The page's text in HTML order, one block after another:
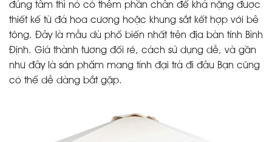
đúng tâm thì nó có thêm phần chân đế khá nặng được
thiết kế từ đá hoa cương hoặc khung sắt kết hợp với bê
tông. Đây là mẫu dù phổ biến nhất trên địa bàn tỉnh Bình
Định. Giá thành tương đối rẻ, cách sử dụng dễ, và gần
như đây là sản phẩm mang tính đại trà đi đâu Bạn cũng
có thể dễ dàng bắt gặp.